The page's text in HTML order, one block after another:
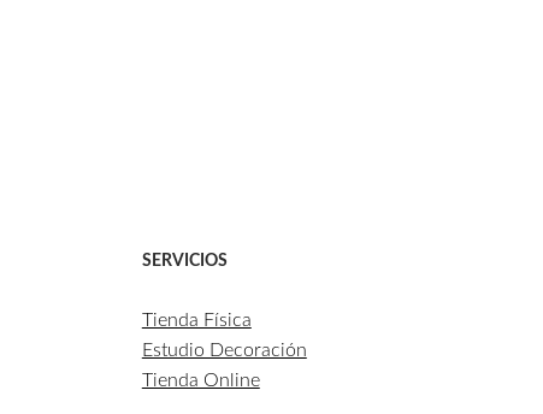
SERVICIOS
Tienda Física
Estudio Decoración
Tienda Online